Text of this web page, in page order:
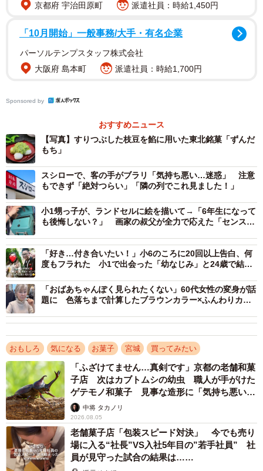
かわかみさんにお話を聞いた。
2/4
すりつぶした枝豆を餡に用いた東北銘菓「ずんだもち」
ーーこれをご覧になった場所は？
かわかみ：駅構内の日進堂さんの仮設店舗です。
ーーこのシーンを目撃した感想は？
かわかみ：ずんだもんは最近は読み上げソフトとして広く
使われており、YouTubeの解説動画などで目にする機会が
多いです。しかしずんだもんはそもそも、ずんだ餅をモチ
ーフにした東北をアピールするコンセプトで生まれたキャ
ラクター。ずんだ餅をアピールするという本来の目的で使
われているのを見るのが逆に新鮮で面白かったです。
ーー投稿に大きな反響が寄せられました。
京都府 宇治田原町
派遣社員：時給1,450円
「10月開始」一般事務/大手・有名企業
パーソルテンプスタッフ株式会社
大阪府 島本町
派遣社員：時給1,700円
Sponsored by
おすすめニュース
【写真】すりつぶした枝豆を餡に用いた東北銘菓「ずんだ
もち」
スシローで、客の手がブラリ「気持ち悪い…迷惑」 注意
もできず「絶対つらい」「隣の列でこれ見ました！」
小1甥っ子が、ランドセルに絵を描いて→「6年生になって
も後悔しない？」 画家の叔父が全力で応えた「センスが
「好き…付き合いたい！」小6のころに20回以上告白、何
度もフラれた 小1で出会った「幼なじみ」と24歳で結ば
「おばあちゃんぽく見られたくない」60代女性の変身が話
題に 色落ちまで計算したブラウンカラー×ふんわりカッ
おもしろ 気になる お菓子 宮城 買ってみたい
「ふざけてません…真剣です」京都の老舗和菓
子店 次はカブトムシの幼虫 職人が手がけた
ゲテモノ和菓子 見事な造形に「気持ち悪いく
らいリアル」
中将 タカノリ
2026.08.05
老舗菓子店「包装スピード対決」 今でも売り
場に入る“社長”VS入社5年目の”若手社員” 社
員が見守った試合の結果は……